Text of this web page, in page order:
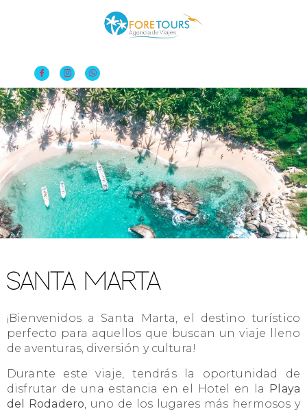
SANTA MARTA
¡Bienvenidos a Santa Marta, el destino turístico
perfecto para aquellos que buscan un viaje lleno
de aventuras, diversión y cultura!
Durante este viaje, tendrás la oportunidad de
disfrutar de una estancia en el Hotel en la Playa
del Rodadero, uno de los lugares más hermosos y